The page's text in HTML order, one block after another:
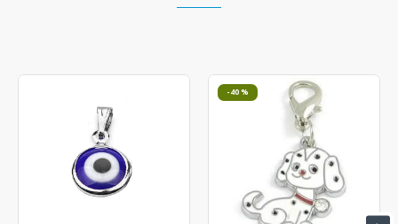
-40 %